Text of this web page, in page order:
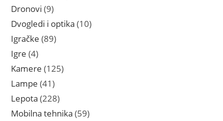
Dronovi 99
proizvoda
Dvogledi i optika 1010
Igračke 8989
Igre 44
proizvoda
Kamere 125125
Lampe 4141
proizvod
Lepota 228228
proizvoda
Mobilna tehnika 5959